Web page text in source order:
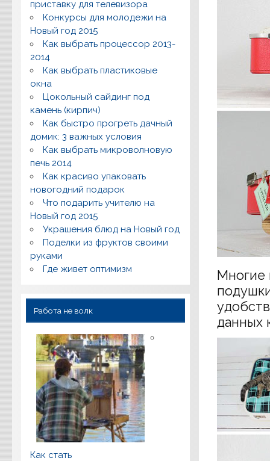
Многие
данных
приставку для телевизора
Конкурсы для молодежи на
Новый год 2015
Как выбрать процессор 2013-
2014
Как выбрать пластиковые
окна
Цокольный сайдинг под
камень (кирпич)
Как быстро прогреть дачный
домик: 3 важных условия
Как выбрать микроволновую
печь 2014
Как красиво упаковать
новогодний подарок
Что подарить учителю на
Новый год 2015
Украшения блюд на Новый год
Поделки из фруктов своими
руками
Где живет оптимизм
Работа не волк
Как стать